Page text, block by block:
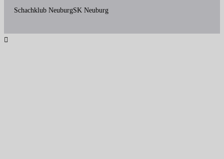
Schachklub NeuburgSK Neuburg